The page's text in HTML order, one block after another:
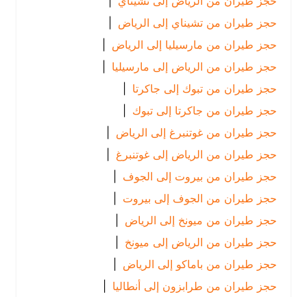
حجز طيران من تشيناي إلى الرياض
|
حجز طيران من مارسيليا إلى الرياض
|
حجز طيران من الرياض إلى مارسيليا |
حجز طيران من تبوك إلى جاكرتا
|
حجز طيران من جاكرتا إلى تبوك
|
حجز طيران من غوتنبرغ إلى الرياض
|
حجز طيران من الرياض إلى غوتنبرغ |
حجز طيران من بيروت إلى الجوف |
حجز طيران من الجوف إلى بيروت
|
حجز طيران من ميونخ إلى الرياض
|
حجز طيران من الرياض إلى ميونخ |
حجز طيران من باماكو إلى الرياض
|
حجز طيران من طرابزون إلى أنطاليا
|